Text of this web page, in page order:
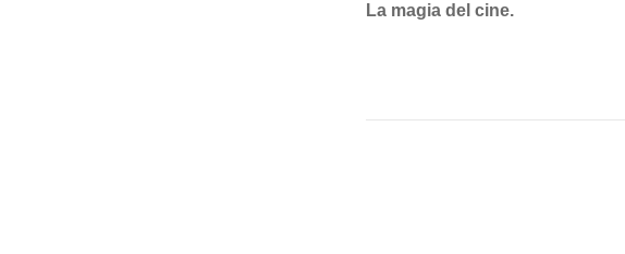
La magia del cine.